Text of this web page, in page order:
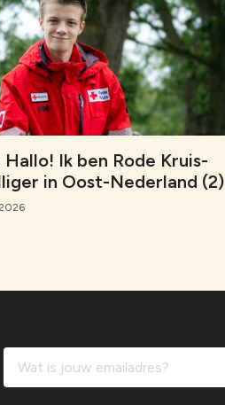
o
o
k
d
I
n
A
p
p
Hallo! Ik ben Rode Kruis-
in Oost-Nederland (2)